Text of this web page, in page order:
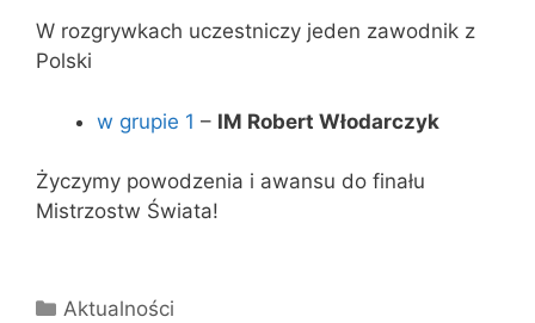
W rozgrywkach uczestniczy jeden zawodnik z
Polski
w grupie 1 – IM Robert Włodarczyk
Życzymy powodzenia i awansu do finału
Mistrzostw Świata!
Kategorie
Aktualności